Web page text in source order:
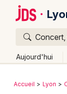
Aujourd'hui
Publier
Retour
Accueil Lyon
Quoi ?
Où ?